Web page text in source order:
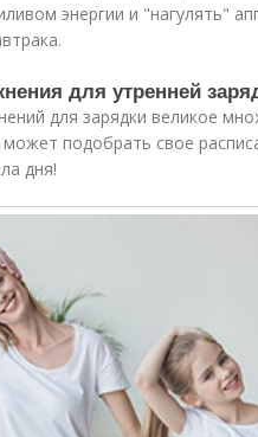
энергии и "нагулять"
для утренней
для зарядки великое
подобрать свое
дня!